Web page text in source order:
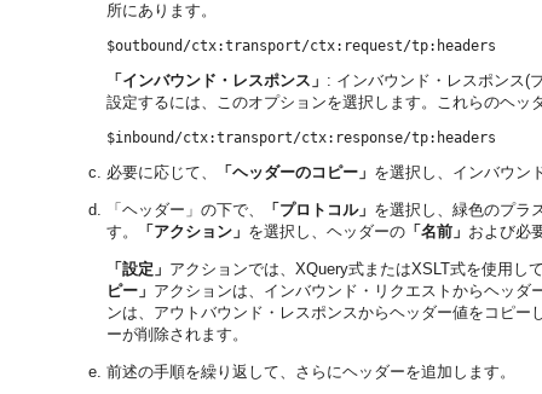
所にあります。
「インバウンド・レスポンス」 : インバウンド・レスポンス(
設定するには、このオプションを選択します。これらのヘ
必要に応じて、 「ヘッダーのコピー」 を選択し、インバウン
「ヘッダー」の下で、 「プロトコル」 を選択し、緑色のプラ
す。
「アクション」 を選択し、ヘッダーの 「名前」 および必
「設定」 アクションでは、XQuery式またはXSLT式を使用し
ピー」 アクションは、インバウンド・リクエストからヘッ
ンは、アウトバウンド・レスポンスからヘッダー値をコピー
ーが削除されます。
前述の手順を繰り返して、さらにヘッダーを追加します。